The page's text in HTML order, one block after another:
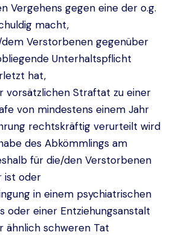
Vergehens gegen eine der o.g.
macht,
Verstorbenen gegenüber
Unterhaltspflicht
hat,
vorsätzlichen Straftat zu einer
von mindestens einem Jahr
rechtskräftig verurteilt wird
des Abkömmlings am
für die/den Verstorbenen
ist oder
in einem psychiatrischen
oder einer Entziehungsanstalt
ähnlich schweren Tat